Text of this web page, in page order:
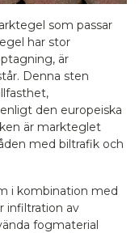
som passar
har stor
är
Denna sten
den europeiska
är markteglet
med biltrafik och
i kombination med
infiltration av
fogmaterial